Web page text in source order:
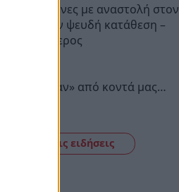
11 μήνες με αναστολή στον
για την ψευδή κατάθεση –
ελεύθερος
«Έφυγαν» από κοντά μας…
Δείτε όλες τις ειδήσεις